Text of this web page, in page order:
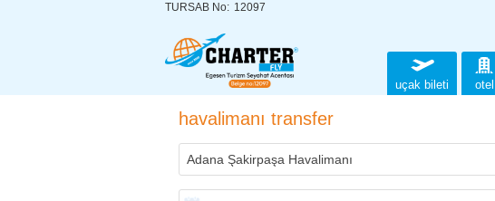
TURSAB No: 12097
uçak bileti otel
havalimanı transfer